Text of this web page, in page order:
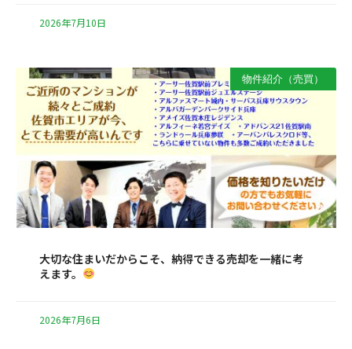
2026年7月10日
物件紹介（売買）
大切な住まいだからこそ、納得できる売却を一緒に考
えます。
2026年7月6日